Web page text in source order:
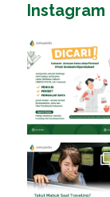
Instagram